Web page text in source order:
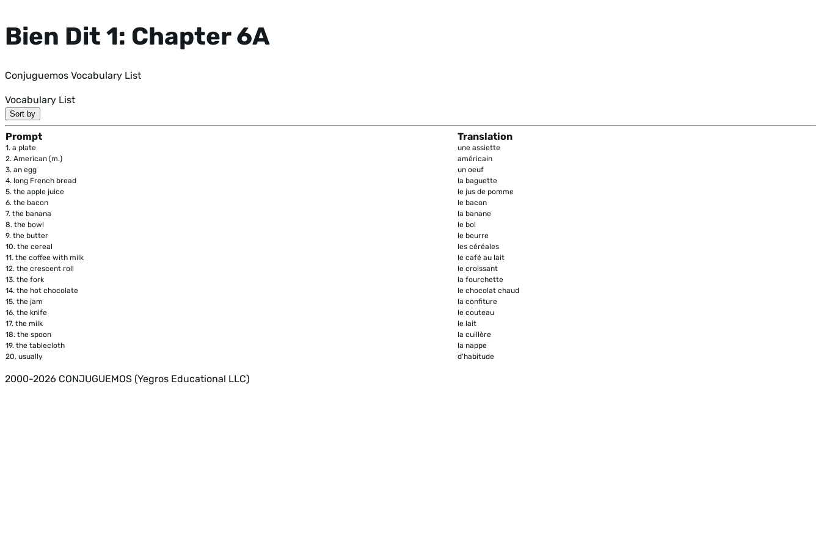
Bien Dit 1: Chapter 6A
Conjuguemos Vocabulary List
Vocabulary List
Sort by
Prompt Translation
1. a plate
une assiette
2. American (m.)
américain
3. an egg
un oeuf
4. long French bread
la baguette
5. the apple juice
le jus de pomme
6. the bacon
le bacon
7. the banana
la banane
8. the bowl
le bol
9. the butter
le beurre
10. the cereal
les céréales
11. the coffee with milk
le café au lait
12. the crescent roll
le croissant
13. the fork
la fourchette
14. the hot chocolate
le chocolat chaud
15. the jam
la confiture
16. the knife
le couteau
17. the milk
le lait
18. the spoon
la cuillère
19. the tablecloth
la nappe
20. usually d'habitude
2000-2026 CONJUGUEMOS (Yegros Educational LLC)